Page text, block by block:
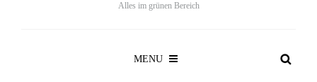
Alles im grünen Bereich
MENU